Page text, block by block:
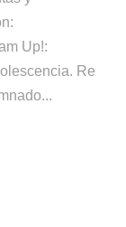
Up!:
Re